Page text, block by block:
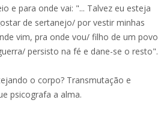
e para onde vai: "... Talvez eu esteja
de sertanejo/ por vestir minhas
vim, pra onde vou/ filho de um povo
persisto na fé e dane-se o resto".
o corpo? Transmutação e
psicografa a alma.